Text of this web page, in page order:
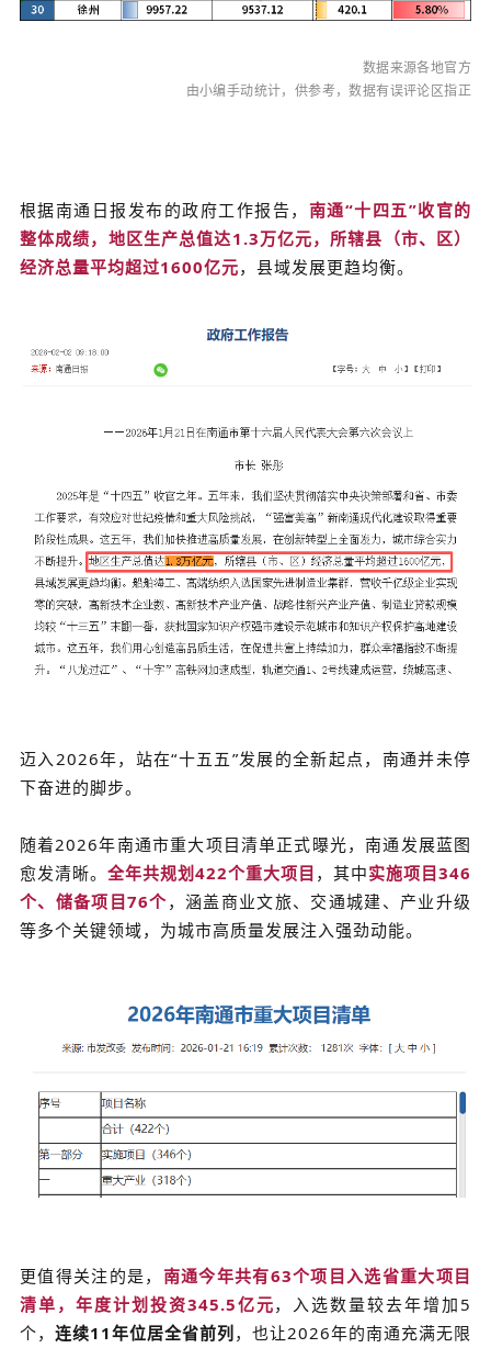
数据来源各地官方
由小编手动统计，供参考，数据有误评论区指正
根据南通日报发布的政府工作报告， 南通“十四五”收官的
整体成绩， 地区生产总值达1.3万亿元，所辖县（市、区）
经济总量平均超过1600亿元， 县域发展更趋均衡。
迈入2026年，站在“十五五”发展的全新起点，南通并未停
下奋进的脚步。
随着2026年南通市重大项目清单正式曝光，南通发展蓝图
愈发清晰。 全年共规划422个重大项目 ，其中实施项目346
个、储备项目76个，涵盖商业文旅、交通城建、产业升级
等多个关键领域，为城市高质量发展注入强劲动能。
更值得关注的是， 南通今年共有63个项目入选省重大项目
清单，年度计划投资345.5亿元，入选数量较去年增加5
个， 连续11年位居全省前列，也让2026年的南通充满无限